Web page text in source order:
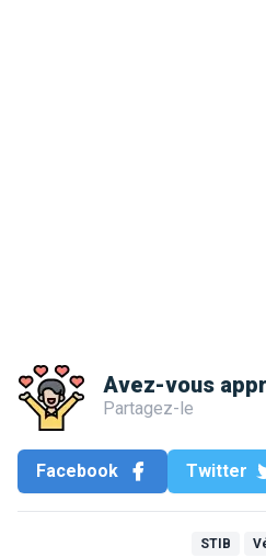
Avez-vous
Partagez-le
Facebook Twitter
STIB